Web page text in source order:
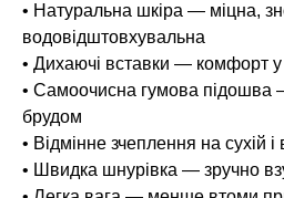
• Натуральна шкіра — міцна,
водовідштовхувальна
• Дихаючі вставки — комфорт у
• Самоочисна гумова підошва
брудом
• Відмінне зчеплення на сухій і
• Швидка шнурівка — зручно